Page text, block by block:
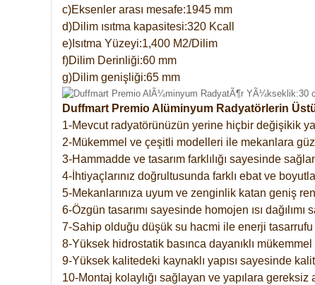
c)Eksenler arası mesafe:1945 mm
d)Dilim ısıtma kapasitesi:320 Kcall
e)Isıtma Yüzeyi:1,400 M2/Dilim
f)Dilim Derinliği:60 mm
g)Dilim genişliği:65 mm
Duffmart Premio Alüminyum Radyatörlerin
1-Mevcut radyatörünüzün yerine hiçbir değişikik
2-Mükemmel ve çeşitli modelleri ile mekanlara
3-Hammadde ve tasarım farklılığı sayesinde
4-İhtiyaçlarınız doğrultusunda farklı ebat ve
5-Mekanlarınıza uyum ve zenginlik katan geniş
6-Özgün tasarımı sayesinde homojen ısı
7-Sahip olduğu düşük su hacmi ile enerji tasarrufu
8-Yüksek hidrostatik basınca dayanıklı mükemmel
9-Yüksek kalitedeki kaynaklı yapısı sayesinde
10-Montaj kolaylığı sağlayan ve yapılara gereksiz